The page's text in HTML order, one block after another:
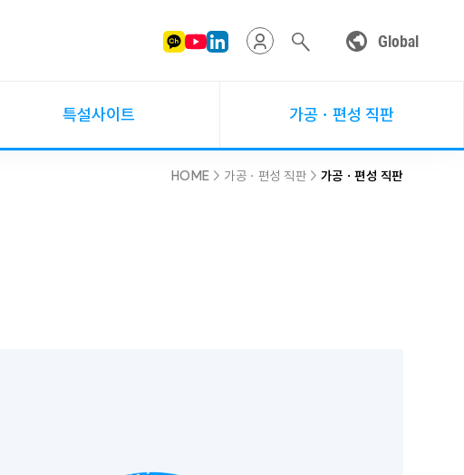
Global
특설사이트 가공ㆍ편성 직판
HOME > 가공ㆍ편성 직판 > 가공ㆍ편성 직판